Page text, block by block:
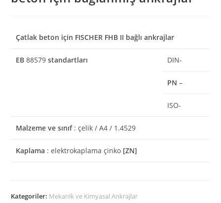
Çatlak beton için FISCHER FHB II bağlı ankrajlar
EB 88579standartları DIN-
PN –
ISO-
Malzeme ve sınıf: çelik / A4 / 1.4529
Kaplama : elektrokaplama çinko [ZN]
Kategoriler: Mekanik ve Kimyasal Ankrajlar